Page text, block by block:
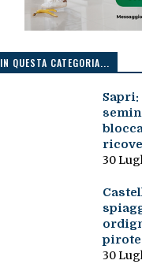
IN QUESTA CATEGORIA...
30
30